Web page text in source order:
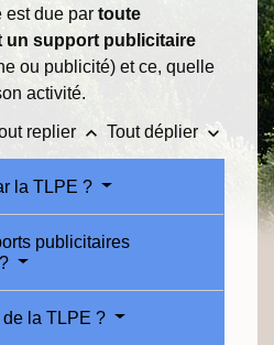
est due par toute
un support publicitaire
ou publicité) et ce, quelle
activité.
replier keyboard_arrow_up Tout déplier keyboard_arrow_down
la TLPE ?
publicitaires
la TLPE ?